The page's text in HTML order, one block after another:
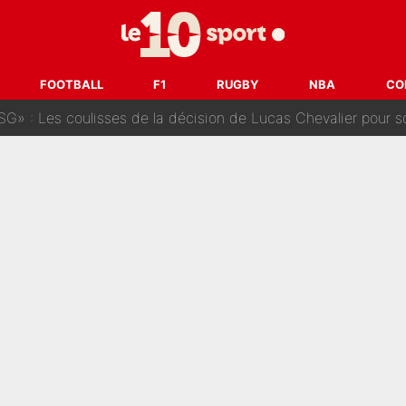
FOOTBALL F1 RUGBY NBA
: Le mercato du PSG va faire des victimes dans
ne vienne pas» : Le soulagement de l'After Foot après le
: Les coulisses de la décision de Lucas Chevalier pour